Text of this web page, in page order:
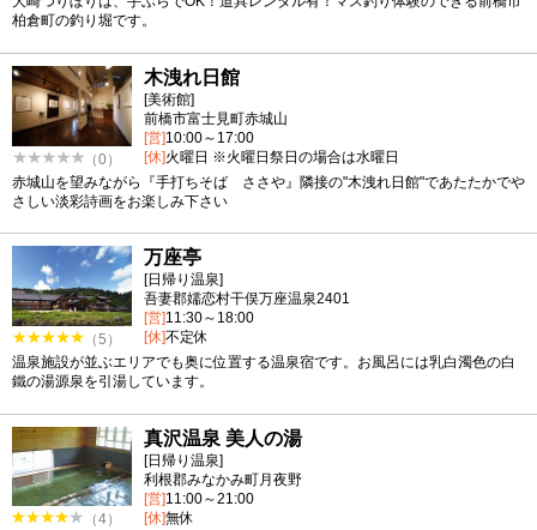
柏倉町の釣り堀です。
（0）
木洩れ日館
[美術館]
前橋市富士見町赤城山
[営]10:00～17:00
[休]火曜日 ※火曜日祭日の場合は水曜日
赤城山を望みながら『手打ちそば ささや』隣接の"木洩れ日館"であたたかでや
さしい淡彩詩画をお楽しみ下さい
（5）
万座亭
[日帰り温泉]
吾妻郡嬬恋村干俣万座温泉2401
[営]11:30～18:00
[休]不定休
温泉施設が並ぶエリアでも奥に位置する温泉宿です。お風呂には乳白濁色の白
鐵の湯源泉を引湯しています。
（4）
真沢温泉 美人の湯
[日帰り温泉]
利根郡みなかみ町月夜野
[営]11:00～21:00
[休]無休